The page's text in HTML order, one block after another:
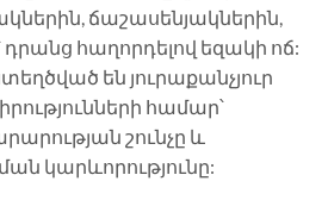
ճաշասենյակներին,
դրանց հաղորդելով եզակի ոճ:
են յուրաքանչյուր
համար՝
շունչը և
կարևորությունը: